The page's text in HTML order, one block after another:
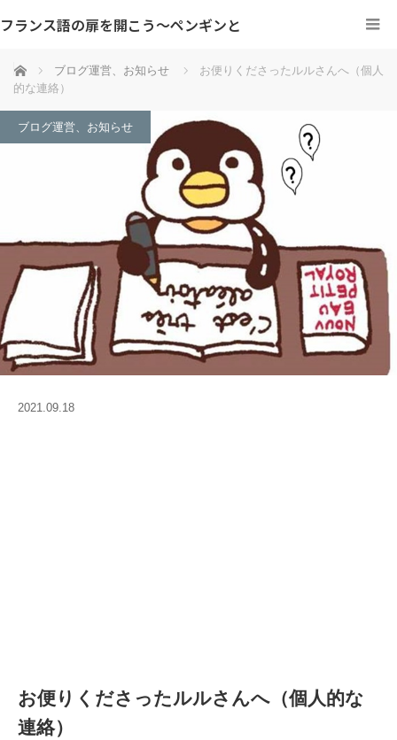
フランス語の扉を開こう～ペンギンと
ホーム ブログ運営、お知らせ
お便りくださったルルさんへ（個人
的な連絡）
ブログ運営、お知らせ
2021.09.18
お便りくださったルルさんへ（個人的な
連絡）